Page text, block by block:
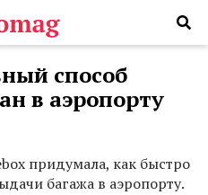
способ
в аэропорту
придумала, как быстро
багажа в аэропорту.